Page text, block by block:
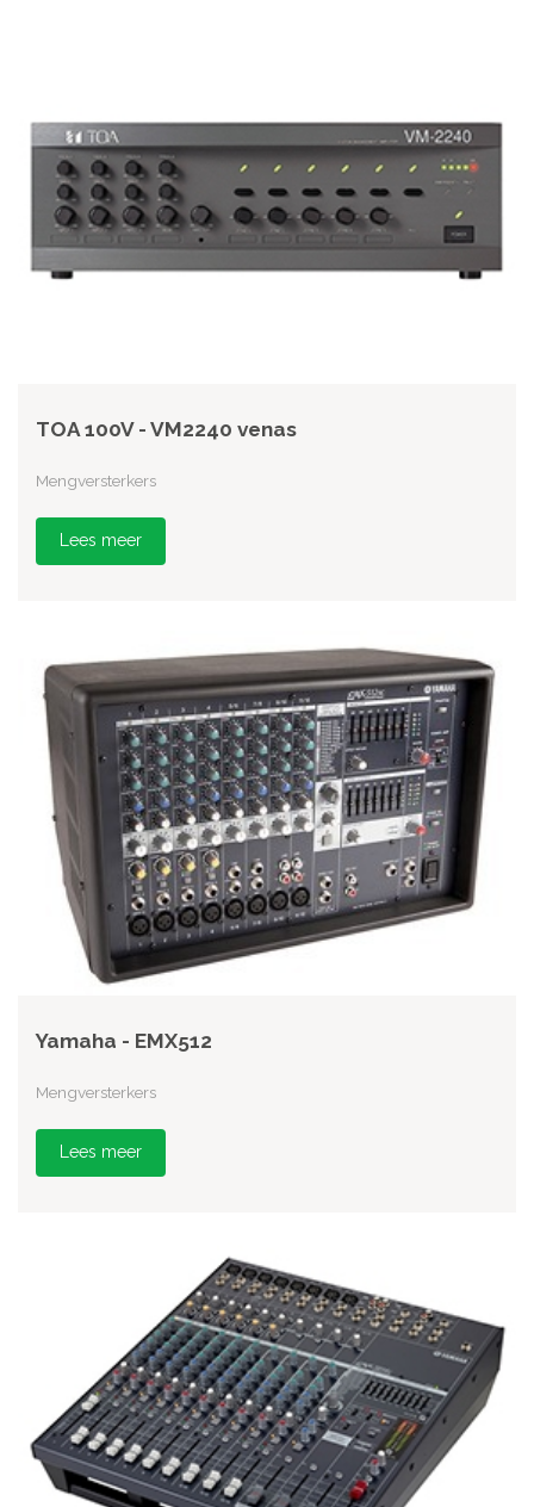
TOA 100V - VM2240 venas
Mengversterkers
Lees meer
Yamaha - EMX512
Mengversterkers
Lees meer